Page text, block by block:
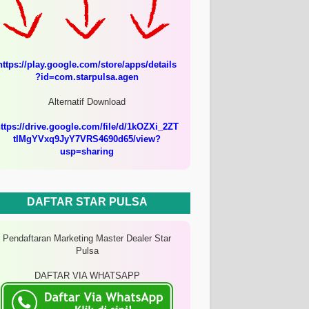
play.google.com/store/apps/details
?id=com.starpulsa.agen
Alternatif Download
drive.google.com/file/d/1kOZXi_2ZT
tIMgYVxq9JyY7VRS4690d65/view?
usp=sharing
DAFTAR STAR PULSA
Pendaftaran Marketing Master Dealer Star
Pulsa
DAFTAR VIA WHATSAPP